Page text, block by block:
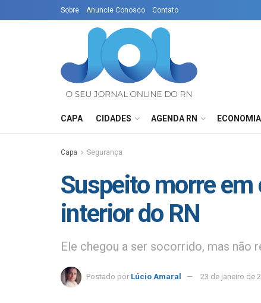
Sobre Anuncie Conosco Contato
CAPA CIDADES AGENDA RN ECONOMIA
Capa Segurança
Suspeito morre
interior do RN
Ele chegou a ser socorrido, mas não
Postado por Lúcio Amaral 23 de janeiro de